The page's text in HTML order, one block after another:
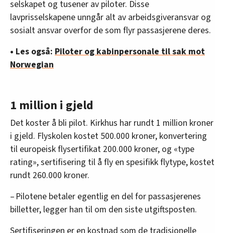
selskapet og tusener av piloter. Disse
lavprisselskapene unngår alt av arbeidsgiveransvar og
sosialt ansvar overfor de som flyr passasjerene deres.
• Les også: Piloter og kabinpersonale til sak mot
Norwegian
1 million i gjeld
Det koster å bli pilot. Kirkhus har rundt 1 million kroner
i gjeld. Flyskolen kostet 500.000 kroner, konvertering
til europeisk flysertifikat 200.000 kroner, og «type
rating», sertifisering til å fly en spesifikk flytype, kostet
rundt 260.000 kroner.
– Pilotene betaler egentlig en del for passasjerenes
billetter, legger han til om den siste utgiftsposten.